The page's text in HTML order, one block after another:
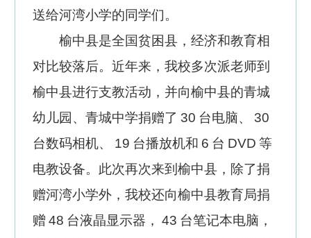
送给河湾小学的同学们。
榆中县是全国贫困县，经济和教育相
对比较落后。近年来，我校多次派老师到
榆中县进行支教活动，并向榆中县的青城
幼儿园、青城中学捐赠了 30 台电脑、
30
台数码相机、
19 台播放机和 6 台 DVD 等
电教设备。此次再次来到榆中县，除了捐
赠河湾小学外，我校还向榆中县教育局捐
赠 48 台液晶显示器， 43 台笔记本电脑，